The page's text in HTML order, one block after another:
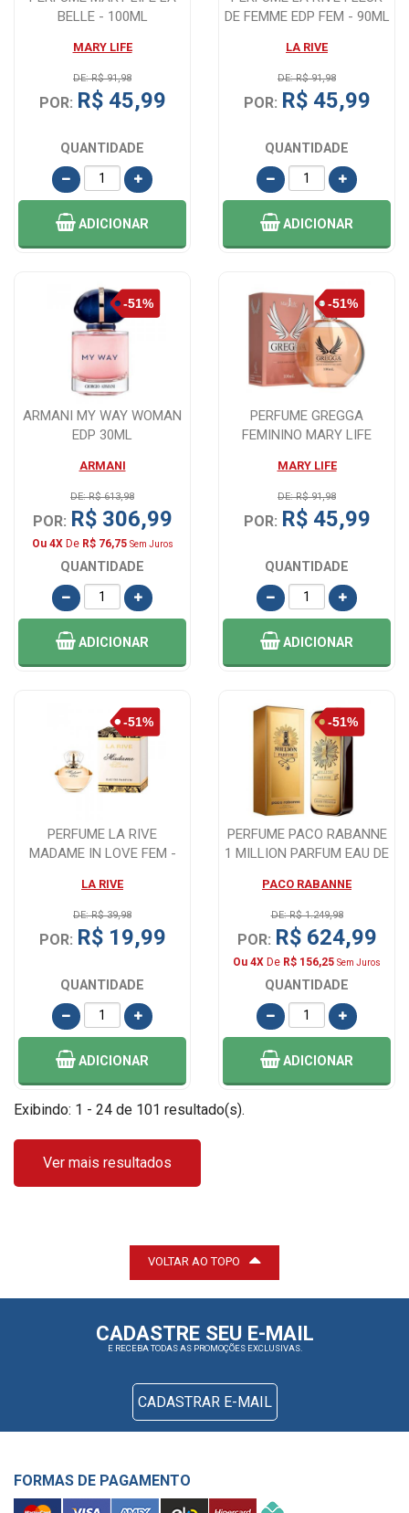
BELLE - 100ML
MARY LIFE
DE: R$ 91,98
POR: R$ 45,99
QUANTIDADE
ADICIONAR
DE FEMME EDP FEM - 90ML
LA RIVE
DE: R$ 91,98
POR: R$ 45,99
QUANTIDADE
ADICIONAR
ARMANI MY WAY WOMAN
EDP 30ML
ARMANI
DE: R$ 613,98
POR: R$ 306,99
Ou 4XDe R$ 76,75 Sem Juros
QUANTIDADE
ADICIONAR
PERFUME GREGGA
FEMININO MARY LIFE
MARY LIFE
DE: R$ 91,98
POR: R$ 45,99
QUANTIDADE
ADICIONAR
PERFUME LA RIVE
MADAME IN LOVE FEM -
LA RIVE
DE: R$ 39,98
POR: R$ 19,99
QUANTIDADE
ADICIONAR
PERFUME PACO RABANNE
1 MILLION PARFUM EAU DE
PACO RABANNE
DE: R$ 1.249,98
POR: R$ 624,99
Ou 4X De R$ 156,25 Sem Juros
QUANTIDADE
ADICIONAR
Exibindo: 1 - 24 de 101 resultado(s).
Ver mais resultados
VOLTAR AO TOPO
CADASTRE SEU E-MAIL
E RECEBA TODAS AS PROMOÇÕES EXCLUSIVAS.
CADASTRAR E-MAIL
FORMAS DE PAGAMENTO